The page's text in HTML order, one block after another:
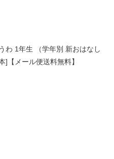
わ 1年生 （学年別 新おはなし
]【メール便送料無料】